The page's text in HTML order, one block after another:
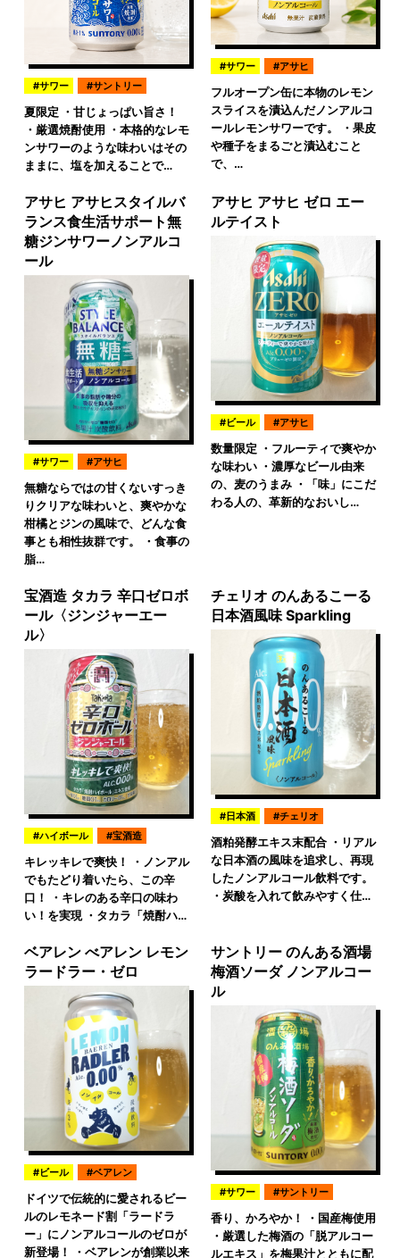
サワー サントリー
夏限定 ・甘じょっぱい旨さ！
・厳選焼酎使用 ・本格的なレモ
ンサワーのような味わいはその
ままに、塩を加えることで…
サワー アサヒ
フルオープン缶に本物のレモン
スライスを漬込んだノンアルコ
ールレモンサワーです。 ・果皮
や種子をまるごと漬込むこと
で、…
アサヒ アサヒスタイルバ
ランス食生活サポート無
糖ジンサワーノンアルコ
ール
サワー アサヒ
無糖ならではの甘くないすっき
りクリアな味わいと、爽やかな
柑橘とジンの風味で、どんな食
事とも相性抜群です。 ・食事の
脂…
アサヒ アサヒ ゼロ エー
ルテイスト
ビール アサヒ
数量限定 ・フルーティで爽やか
な味わい ・濃厚なビール由来
の、麦のうまみ ・「味」にこだ
わる人の、革新的なおいし…
宝酒造 タカラ 辛口ゼロボ
ール〈ジンジャーエー
ル〉
ハイボール 宝酒造
キレッキレで爽快！ ・ノンアル
でもたどり着いたら、この辛
口！ ・キレのある辛口の味わ
い！を実現 ・タカラ「焼酎ハ…
チェリオ のんあるこーる
日本酒風味 Sparkling
日本酒 チェリオ
酒粕発酵エキス末配合 ・リアル
な日本酒の風味を追求し、再現
したノンアルコール飲料です。
・炭酸を入れて飲みやすく仕…
ベアレン べアレン レモン
ラードラー・ゼロ
ビール ベアレン
ドイツで伝統的に愛されるビー
ルのレモネード割「ラードラ
ー」にノンアルコールのゼロが
新登場！ ・ベアレンが創業以来
サントリー のんある酒場
梅酒ソーダ ノンアルコー
ル
サワー サントリー
香り、かろやか！ ・国産梅使用
・厳選した梅酒の「脱アルコー
ルエキス」を梅果汁とともに配